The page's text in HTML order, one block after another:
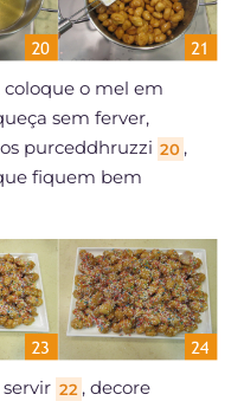
o mel em
sem ferver,
purceddhruzzi 20 ,
fiquem bem
22 , decore